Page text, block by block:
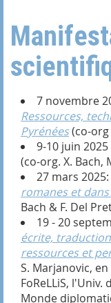
7 novembre
Ressources,
Pyrénées(co-org
9-10 juin 2025
(co-org. X. Bach,
27 mars
romanes et
Bach & F. Del
19 - 20
écrite,
ressources et
S. Marjanovic,
FoReLLiS,
Monde